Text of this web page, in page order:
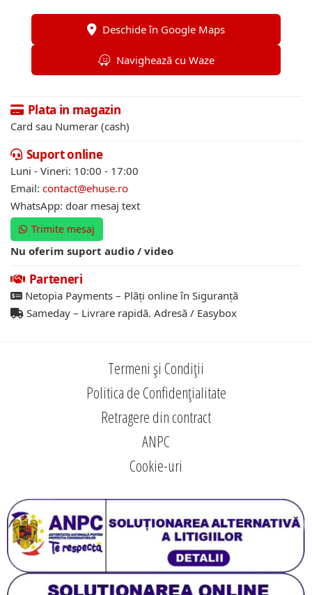
Deschide în Google Maps
Navighează cu Waze
Plata in magazin
Card sau Numerar (cash)
Suport online
Luni - Vineri: 10:00 - 17:00
Email: contact@ehuse.ro
WhatsApp: doar mesaj text
Trimite mesaj
Nu oferim suport audio / video
Parteneri
Netopia Payments – Plăți online în Siguranță
Sameday – Livrare rapidă. Adresă / Easybox
Termeni și Condiții
Politica de Confidențialitate
Retragere din contract
ANPC
Cookie-uri